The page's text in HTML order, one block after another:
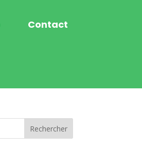
Contact
Rechercher